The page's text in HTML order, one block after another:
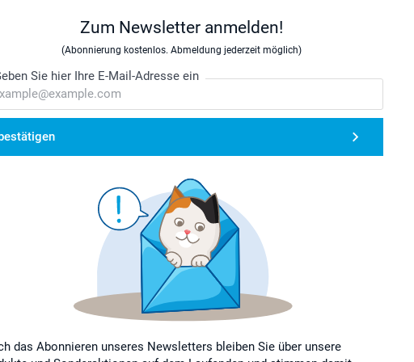
Zum Newsletter anmelden!
(Abonnierung kostenlos. Abmeldung jederzeit möglich)
Sie hier Ihre E-Mail-Adresse ein
das Abonnieren unseres Newsletters bleiben Sie über unsere